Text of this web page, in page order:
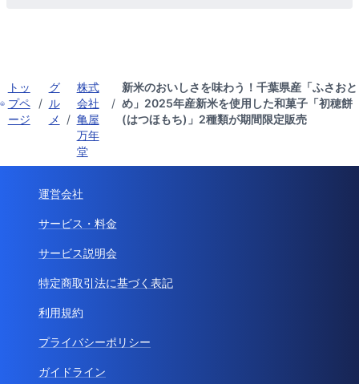
トッ
プペ
ージ
/
グ
ル
メ
/
株式
会社
亀屋
万年
堂
/
新米のおいしさを味わう！千葉県産「ふさおと
め」2025年産新米を使用した和菓子「初穂餅
(はつほもち)」2種類が期間限定販売
運営会社
サービス・料金
サービス説明会
特定商取引法に基づく表記
利用規約
プライバシーポリシー
ガイドライン